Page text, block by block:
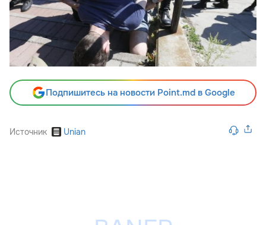
Подпишитесь на новости Point.md в Google
Источник Unian